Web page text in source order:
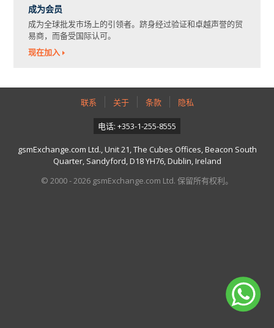
成为会员
成为全球批发市场上的引领者。跻身经过验证和卓越声誉的贸
易商，而备受国际认可。
现在加入
联系 关于 条款 隐私
电话: +353-1-255-8555
gsmExchange.com Ltd., Unit 21, The Cubes Offices, Beacon South
Quarter, Sandyford, D18 YH76, Dublin, Ireland
© 2000 - 2026 gsmExchange.com Ltd. 保留所有权利。